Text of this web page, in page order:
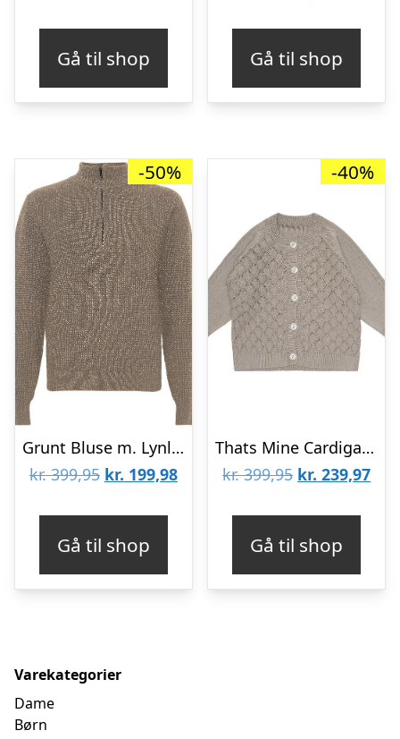
Gå til shop Gå til shop
-50%
Grunt Bluse m. Lynlås – Strik – GrTone – Nature Melange
kr.399,95 Den
var:
kr. 399,95.
kr. 199,98Den
kr. 199,98.
Gå til shop
-40%
Thats Mine Cardigan – Strik – Paco – London Fog
kr.399,95 Den
var:
kr. 399,95.
kr. 239,97Den
kr.
Gå til shop
Varekategorier
Dame
Børn